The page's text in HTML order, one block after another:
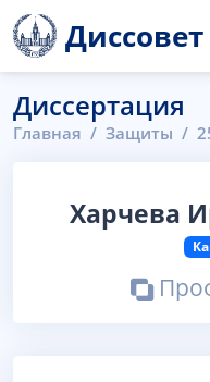
Диссовет
Диссертация
Главная Защиты
Харчева